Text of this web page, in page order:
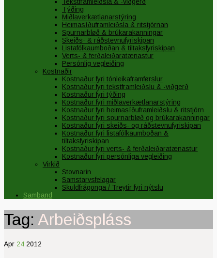
Týðing
Miðlaverkætlanarstýring
Heimasíðuframleiðsla & ritstjórnan
Spurnarbløð & brúkarakanningar
Skeiðs- & ráðstevnufyriskipan
Listafólkaumboðan & tiltaksfyriskipan
Verts- & ferðaleiðaratænastur
Persónlig vegleiðing
Kostnaðir
Kostnaður fyri tónleikaframførslur
Kostnaður fyri tekstframleiðslu & -viðgerð
Kostnaður fyri týðing
Kostnaður fyri miðlaverkætlanarstýring
Kostnaður fyri heimasíðuframleiðslu & ritstjórn
Kostnaður fyri spurnarbløð og brúkarakanningar
Kostnaður fyri skeiðs- og ráðstevnufyriskipan
Kostnaður fyri listafólkaumboðan &
tiltaksfyriskipan
Kostnaður fyri verts- & ferðaleiðaratænastur
Kostnaður fyri persónliga vegleiðing
Virkið
Stovnarin
Samstarvsfelagar
Skuldfrágonga / Treytir fyri nýtslu
Samband
Tag: Arbeiðspláss
Apr 24 2012